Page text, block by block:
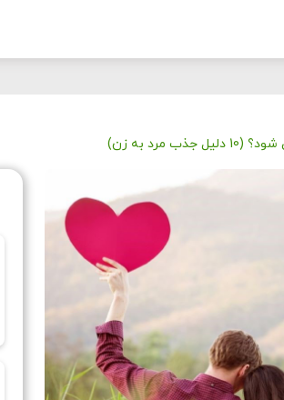
مرد به زن)